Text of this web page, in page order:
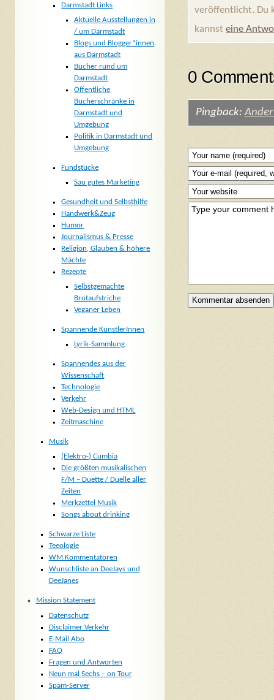
veröffentlicht. Du
kannsteine
0
Pingback:
Darmstadt Links
Aktuelle Ausstellungen in
/ um Darmstadt
Blogs und Blogger*innen
aus Darmstadt
Bücher rund um
Darmstadt
Öffentliche
Bücherschränke in
Darmstadt und
Umgebung
Politik in Darmstadt und
Umgebung
Fundstücke
Sau gutes Marketing
Gesundheit und Selbsthilfe
Handwerk&Zeug
Humor
Journalismus & Presse
Religion, Glauben & höhere
Mächte
Rezepte
Selbstgemachte
Brotaufstriche
Veganer Leben
Spannende KünstlerInnen
Lyrik-Sammlung
Spannendes aus der
Wissenschaft
Technologie
Verkehr
Web-Design und HTML
Zeitmaschine
Musik
(Elektro-) Cumbia
Die größten musikalischen
F/M – Duette / Duelle aller
Zeiten
Merkzettel Musik
Songs about drinking
Schwarze Liste
Teeologie
WM Kommentatoren
Wunschliste an DeeJays und
DeeJanes
Mission Statement
Datenschutz
Disclaimer Verkehr
E-Mail Abo
FAQ
Fragen und Antworten
Neun mal Sechs – on Tour
Spam-Server